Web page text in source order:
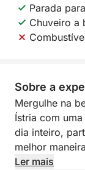
Parada
Chuveiro a
Sobre a
Mergulhe na
Ístria com
dia inteiro,
melhor
onde águas
Ler mais